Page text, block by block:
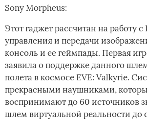
Sony Morpheus:
Этот гаджет рассчитан на работу с
управления и передачи
консоль и ее геймпады. Первая
заявила о поддержке данного
полета в космосе EVE: Valkyrie.
прекрасными наушниками,
воспринимают до 60 источников
шлем виртуальной реальности до